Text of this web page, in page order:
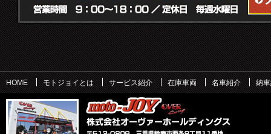
HOME モトジョイとは サービス紹介 在庫車両 名車紹介 納